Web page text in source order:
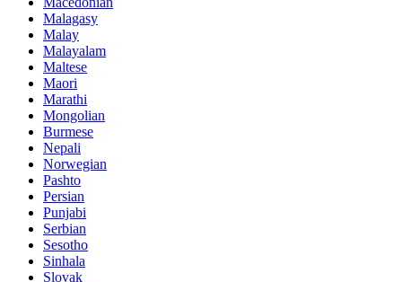
Malagasy
Malay
Malayalam
Maltese
Maori
Marathi
Mongolian
Burmese
Nepali
Norwegian
Pashto
Persian
Punjabi
Serbian
Sesotho
Sinhala
Slovak